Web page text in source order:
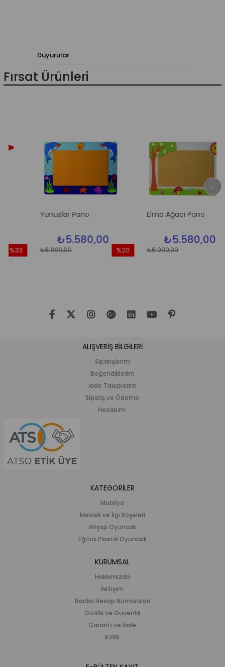
Duyurular
Fırsat Ürünleri
Yunuslar Pano
₺5.580,00
₺6.990,00
%20
Elma Ağacı Pano
₺5.580,00
₺6.990,00
ALIŞVERİŞ BİLGİLERİ
Siparişlerim
Beğendiklerim
İade Taleplerim
Sipariş ve Ödeme
Hesabım
KATEGORİLER
Mobilya
Meslek ve İlgi Köşeleri
Ahşap Oyuncak
Eğitici Plastik Oyuncak
KURUMSAL
Hakkımızda
İletişim
Banka Hesap Numaraları
Gizlilik ve Güvenlik
Garanti ve İade
KVKK